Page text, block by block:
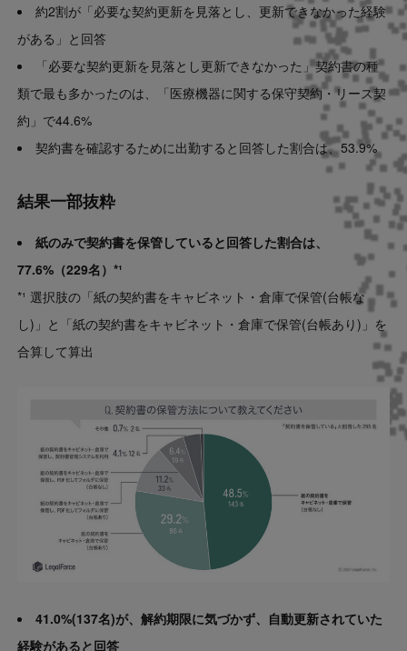
約2割が「必要な契約更新を見落とし、更新できなかった経験
がある」と回答
「必要な契約更新を見落とし更新できなかった」契約書の種
類で最も多かったのは、「医療機器に関する保守契約・リース契
約」で44.6%
契約書を確認するために出勤すると回答した割合は、53.9%
結果一部抜粋
紙のみで契約書を保管していると回答した割合は、
77.6%（229名）*¹
*¹ 選択肢の「紙の契約書をキャビネット・倉庫で保管(台帳な
し)」と「紙の契約書をキャビネット・倉庫で保管(台帳あり)」を
合算して算出
41.0%(137名)が、解約期限に気づかず、自動更新されていた
経験があると回答